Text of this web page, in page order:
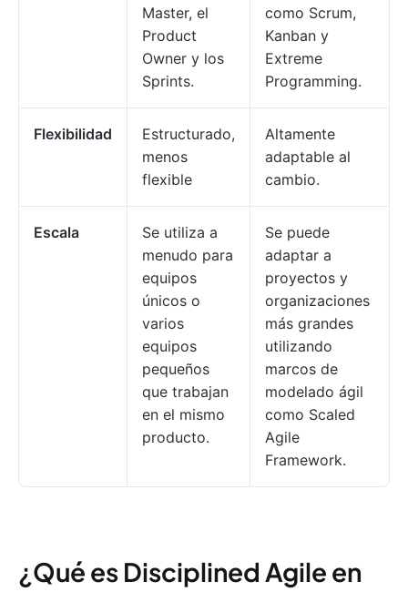
Master, el
Product
Owner y los
Sprints.
como Scrum,
Kanban y
Extreme
Programming.
Flexibilidad
Estructurado,
menos
flexible
Altamente
adaptable al
cambio.
Escala
Se utiliza a
menudo para
equipos
únicos o
varios
equipos
pequeños
que trabajan
en el mismo
producto.
Se puede
adaptar a
proyectos y
organizaciones
más grandes
utilizando
marcos de
modelado ágil
como Scaled
Agile
Framework.
¿Qué es Disciplined Agile en